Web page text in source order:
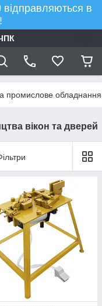
в
промислове обладнання
вікон та дверей